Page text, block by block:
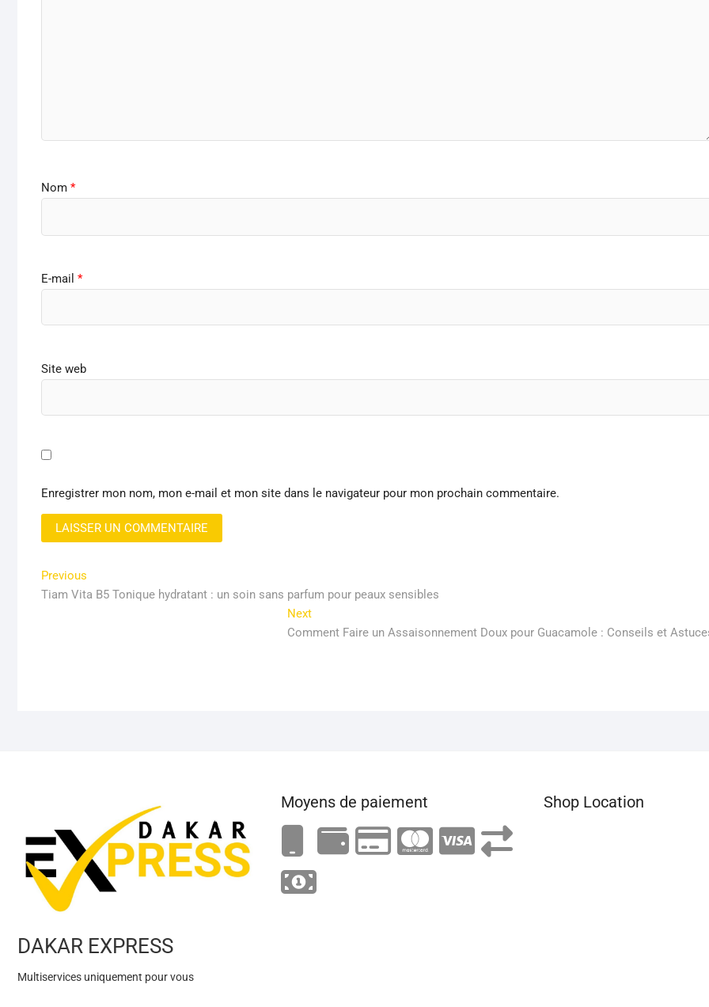
Nom *
E-mail *
Site web
Enregistrer mon nom, mon e-mail et mon site dans le navigateur pour mon prochain commentaire.
Navigation
de
Previous
post:
Tiam Vita B5 Tonique hydratant : un soin sans parfum pour peaux sensibles
NextNext
post:
Comment Faire un Assaisonnement Doux pour Guacamole : Conseils et
DAKAR EXPRESS
Multiservices uniquement pour vous
Moyens de paiement Shop Location